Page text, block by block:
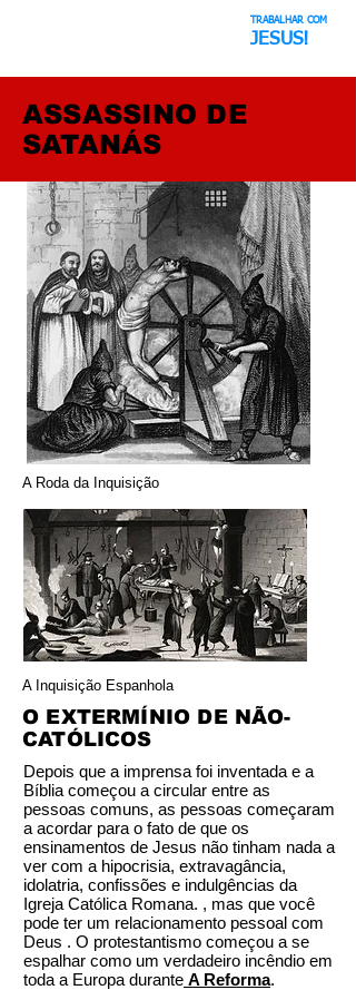
TRABALHAR COM
JESUS!
ASSASSINO DE
SATANÁS
A Roda da Inquisição
A Inquisição Espanhola
O EXTERMÍNIO DE NÃO-
CATÓLICOS
Depois que a imprensa foi inventada e a
Bíblia começou a circular entre as
pessoas comuns, as pessoas começaram
a acordar para o fato de que os
ensinamentos de Jesus não tinham nada a
ver com a hipocrisia, extravagância,
idolatria, confissões e indulgências da
Igreja Católica Romana. , mas que você
pode ter um relacionamento pessoal com
Deus . O protestantismo começou a se
espalhar como um verdadeiro incêndio em
toda a Europa durante A Reforma.